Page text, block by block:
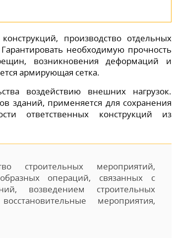
производство отдельных
необходимую прочность
возникновения деформаций и
армирующая сетка.
воздействию внешних нагрузок.
зданий, применяется для сохранения
ответственных конструкций из
строительных мероприятий,
операций, связанных с
возведением строительных
мероприятия,